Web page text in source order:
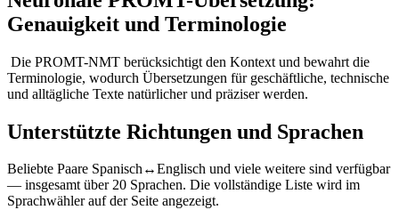
Genauigkeit und Terminologie
Die PROMT-NMT berücksichtigt den Kontext und bewahrt die
Terminologie, wodurch Übersetzungen für geschäftliche, technische
und alltägliche Texte natürlicher und präziser werden.
Unterstützte Richtungen und Sprachen
Beliebte Paare Spanisch↔Englisch und viele weitere sind verfügbar
— insgesamt über 20 Sprachen. Die vollständige Liste wird im
Sprachwähler auf der Seite angezeigt.